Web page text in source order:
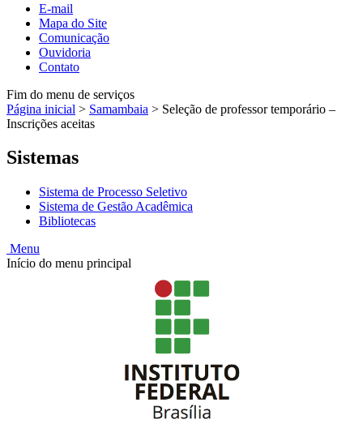
E-mail
Mapa do Site
Comunicação
Ouvidoria
Contato
Fim do menu de serviços
Página inicial > Samambaia > Seleção de professor temporário –
Inscrições aceitas
Sistemas
Sistema de Processo Seletivo
Sistema de Gestão Acadêmica
Bibliotecas
Menu
Início do menu principal